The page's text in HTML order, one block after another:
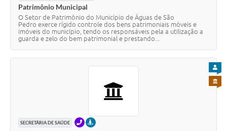
Patrimônio Municipal
O Setor de Patrimônio do Município de Águas de São
Pedro exerce rígido controle dos bens patrimoniais móveis e
imóveis do município, tendo os responsáveis pela a utilização a
guarda e zelo do bem patrimonial e prestando...
SECRETÁRIA DE SAÚDE TELEFONEPRESENCIAL
PARA